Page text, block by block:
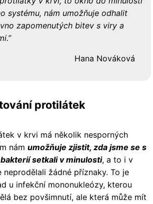
systému, nám umožňuje odhalit
zapomenutých bitev s viry a
Hana Nováková
protilátek
v krvi má několik nesporných
nám umožňuje zjistit, zda jsme se s
setkali v minulosti, a to i v
neprodělali žádné příznaky. To je
u infekční mononukleózy, kterou
bez povšimnutí, ale která může mít